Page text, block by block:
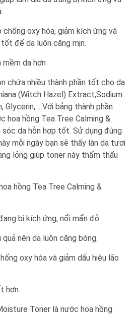
chống oxy hóa, giảm kích ứng và
để da luôn căng mịn.
da hơn
chứa nhiều thành phần tốt cho da
(Witch Hazel) Extract,Sodium
Glycerin,… Với bảng thành phần
hoa hồng Tea Tree Calming &
da hỗn hợp tốt. Sử dụng đúng
mỗi ngày bạn sẽ thấy làn da tươi
lỏng giúp toner này thẩm thấu
hồng Tea Tree Calming &
bị kích ứng, nổi mẩn đỏ.
nên da luôn căng bóng.
oxy hóa và giảm dấu hiệu lão
hơn.
Toner là nước hoa hồng